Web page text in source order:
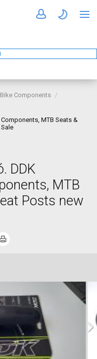
Components
MTB Seats &
DDK
MTB
Posts new